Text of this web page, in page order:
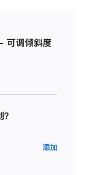
调倾斜度
添加